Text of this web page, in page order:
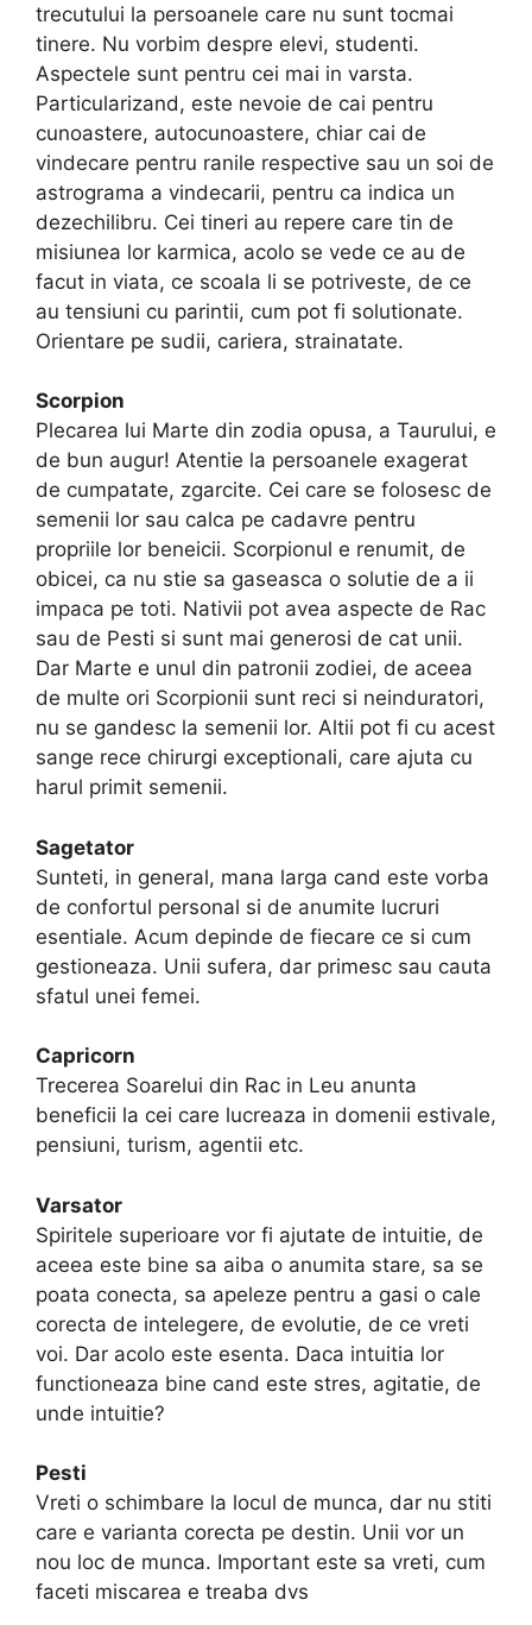
trecutului la persoanele care nu sunt tocmai
tinere. Nu vorbim despre elevi, studenti.
Aspectele sunt pentru cei mai in varsta.
Particularizand, este nevoie de cai pentru
cunoastere, autocunoastere, chiar cai de
vindecare pentru ranile respective sau un soi de
astrograma a vindecarii, pentru ca indica un
dezechilibru. Cei tineri au repere care tin de
misiunea lor karmica, acolo se vede ce au de
facut in viata, ce scoala li se potriveste, de ce
au tensiuni cu parintii, cum pot fi solutionate.
Orientare pe sudii, cariera, strainatate.
Scorpion
Plecarea lui Marte din zodia opusa, a Taurului, e
de bun augur! Atentie la persoanele exagerat
de cumpatate, zgarcite. Cei care se folosesc de
semenii lor sau calca pe cadavre pentru
propriile lor beneicii. Scorpionul e renumit, de
obicei, ca nu stie sa gaseasca o solutie de a ii
impaca pe toti. Nativii pot avea aspecte de Rac
sau de Pesti si sunt mai generosi de cat unii.
Dar Marte e unul din patronii zodiei, de aceea
de multe ori Scorpionii sunt reci si neinduratori,
nu se gandesc la semenii lor. Altii pot fi cu acest
sange rece chirurgi exceptionali, care ajuta cu
harul primit semenii.
Sagetator
Sunteti, in general, mana larga cand este vorba
de confortul personal si de anumite lucruri
esentiale. Acum depinde de fiecare ce si cum
gestioneaza. Unii sufera, dar primesc sau cauta
sfatul unei femei.
Capricorn
Trecerea Soarelui din Rac in Leu anunta
beneficii la cei care lucreaza in domenii estivale,
pensiuni, turism, agentii etc.
Varsator
Spiritele superioare vor fi ajutate de intuitie, de
aceea este bine sa aiba o anumita stare, sa se
poata conecta, sa apeleze pentru a gasi o cale
corecta de intelegere, de evolutie, de ce vreti
voi. Dar acolo este esenta. Daca intuitia lor
functioneaza bine cand este stres, agitatie, de
unde intuitie?
Pesti
Vreti o schimbare la locul de munca, dar nu stiti
care e varianta corecta pe destin. Unii vor un
nou loc de munca. Important este sa vreti, cum
faceti miscarea e treaba dvs